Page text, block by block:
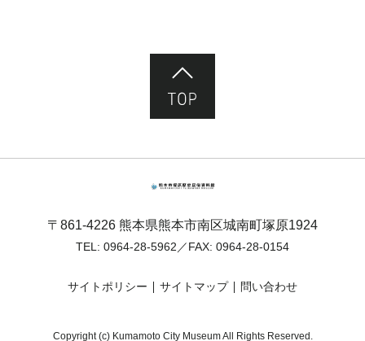
〒861-4226 熊本県熊本市南区城南町塚原1924
TEL: 0964-28-5962 ／FAX: 0964-28-0154
サイトポリシー サイトマップ 問い合わせ
Copyright (c) Kumamoto City Museum All Rights Reserved.